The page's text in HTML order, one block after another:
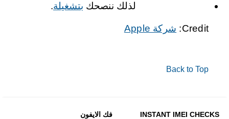
لذلك ننصحك بتشغيلة.
Credit: شركة Apple
Back to Top
INSTANT IMEI CHECKS فك الايفون